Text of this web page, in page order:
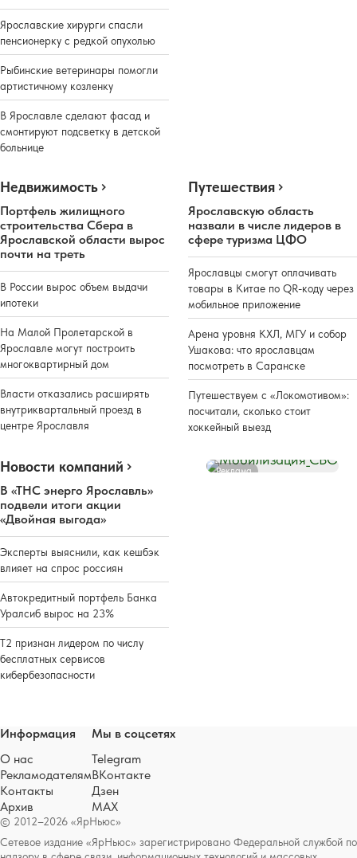
Ярославские хирурги спасли
пенсионерку с редкой опухолью
Рыбинские ветеринары помогли
артистичному козленку
В Ярославле сделают фасад и
смонтируют подсветку в детской
больнице
Недвижимость
Портфель жилищного
строительства Сбера в
Ярославской области вырос
почти на треть
В России вырос объем выдачи
ипотеки
На Малой Пролетарской в
Ярославле могут построить
многоквартирный дом
Власти отказались расширять
внутриквартальный проезд в
центре Ярославля
Путешествия
Ярославскую область
назвали в числе лидеров в
сфере туризма ЦФО
Ярославцы смогут оплачивать
товары в Китае по QR-коду через
мобильное приложение
Арена уровня КХЛ, МГУ и собор
Ушакова: что ярославцам
посмотреть в Саранске
Путешествуем с «Локомотивом»:
посчитали, сколько стоит
хоккейный выезд
Новости компаний
В «ТНС энерго Ярославль»
подвели итоги акции
«Двойная выгода»
Эксперты выяснили, как кешбэк
влияет на спрос россиян
Автокредитный портфель Банка
Уралсиб вырос на 23%
Т2 признан лидером по числу
бесплатных сервисов
кибербезопасности
Реклама
© 2012–2026 «ЯрНьюс»
Сетевое издание «ЯрНьюс» зарегистрировано Федеральной службой по
Информация
О нас
Рекламодателям
Контакты
Архив
Мы в соцсетях
Telegram
ВКонтакте
Дзен
MAX